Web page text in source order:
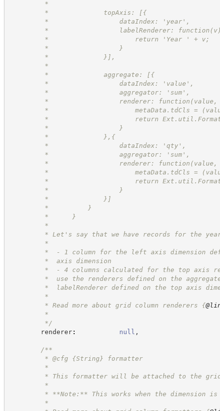
*
*              topAxis: [{
*                  dataIndex: 'year',
*                  labelRenderer:
*                      return 'Year ' + v;
*                  }
*              }],
*
*              aggregate: [{
*                  dataIndex: 'value',
*                  aggregator: 'sum',
*                  renderer: function(value,
*                      metaData.tdCls =
*                      return
*                  }
*              },{
*                  dataIndex: 'qty',
*                  aggregator: 'sum',
*                  renderer: function(value,
*                      metaData.tdCls =
*                      return
*                  }
*              }]
*          }
*      }
*
* Let's say that we have records for the years
*
*  - 1 column for the left axis dimension
*  axis dimension
*  - 4 columns calculated for the top axis
*  use the renderers defined on the aggregate
*  labelRenderer defined on the top axis
*
* Read more about grid column renderers {
*
*/
renderer: null ,
/**
* @cfg {String}
formatter
*
* This formatter will be attached to the grid
*
* **Note:** This works when the dimension is
*